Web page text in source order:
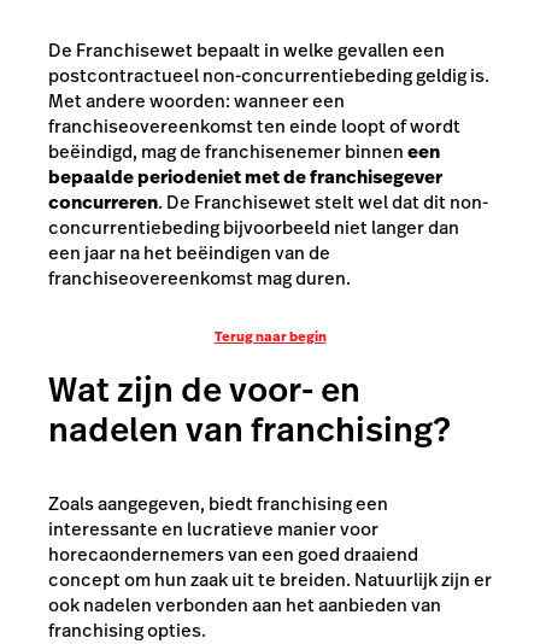
De Franchisewet bepaalt in welke gevallen een
postcontractueel non-concurrentiebeding geldig is.
Met andere woorden: wanneer een
franchiseovereenkomst ten einde loopt of wordt
beëindigd, mag de franchisenemer binneneen
bepaalde periodeniet met de franchisegever
concurreren. De Franchisewet stelt wel dat dit non-
concurrentiebeding bijvoorbeeld niet langer dan
een jaar na het beëindigen van de
franchiseovereenkomst mag duren.
Terug naar begin
Wat zijn de voor- en
nadelen van franchising?
Zoals aangegeven, biedt franchising een
interessante en lucratieve manier voor
horecaondernemers van een goed draaiend
concept om hun zaak uit te breiden. Natuurlijk zijn er
ook nadelen verbonden aan het aanbieden van
franchising opties.